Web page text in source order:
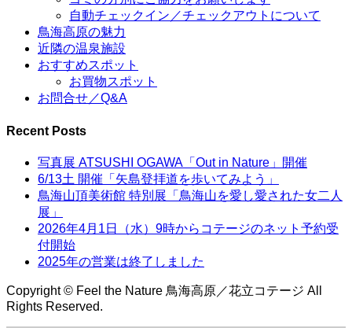
自動チェックイン／チェックアウトについて
鳥海高原の魅力
近隣の温泉施設
おすすめスポット
お買物スポット
お問合せ／Q&A
Recent Posts
写真展 ATSUSHI OGAWA「Out in Nature」開催
6/13土 開催「矢島登拝道を歩いてみよう」
鳥海山頂美術館 特別展「鳥海山を愛し愛された女二人
展」
2026年4月1日（水）9時からコテージのネット予約受
付開始
2025年の営業は終了しました
Copyright © Feel the Nature 鳥海高原／花立コテージ All
Rights Reserved.